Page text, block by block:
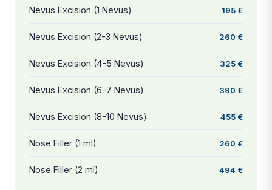
Nevus Excision (1 Nevus) 195 €
Nevus Excision (2-3 Nevus) 260 €
Nevus Excision (4-5 Nevus) 325 €
Nevus Excision (6-7 Nevus) 390 €
Nevus Excision (8-10 Nevus) 455 €
Nose Filler (1 ml) 260 €
Nose Filler (2 ml) 494 €